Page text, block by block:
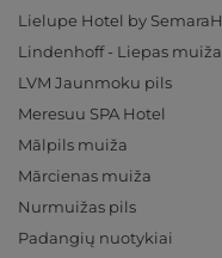
Lielupe Hotel by SemaraH
Lindenhoff - Liepas muiža
LVM Jaunmoku pils
Meresuu SPA Hotel
Mālpils muiža
Mārcienas muiža
Nurmuižas pils
Padangių nuotykiai